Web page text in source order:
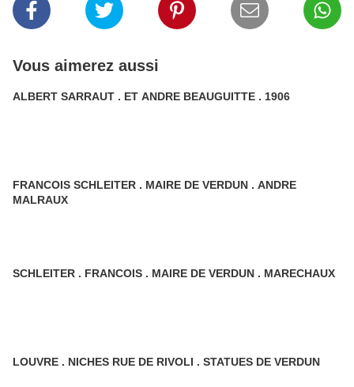
Vous aimerez aussi
ALBERT SARRAUT . ET ANDRE BEAUGUITTE . 1906
FRANCOIS SCHLEITER . MAIRE DE VERDUN . ANDRE
MALRAUX
SCHLEITER . FRANCOIS . MAIRE DE VERDUN . MARECHAUX
LOUVRE . NICHES RUE DE RIVOLI . STATUES DE VERDUN